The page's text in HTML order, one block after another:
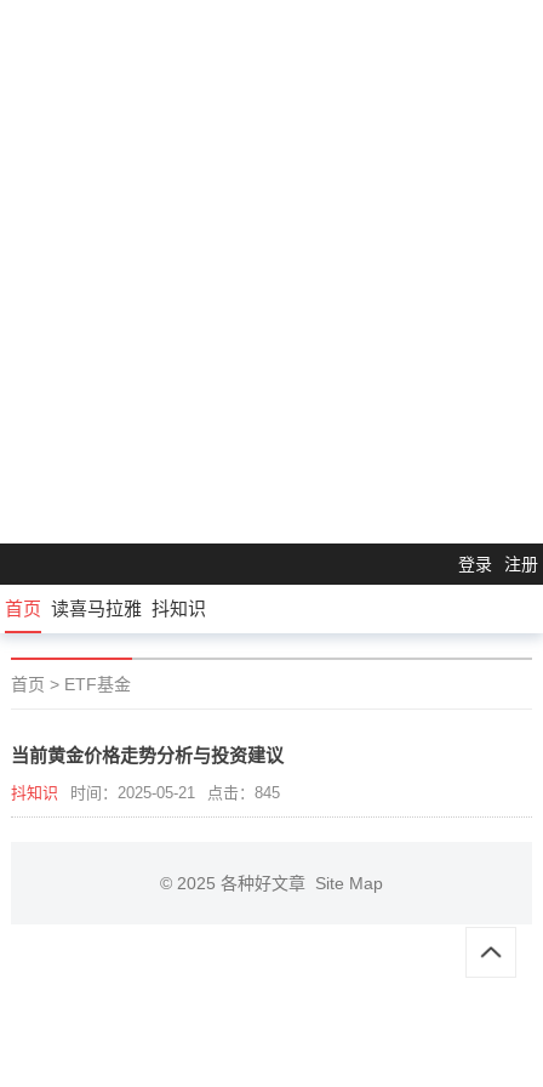
登录 注册
首页 读喜马拉雅 抖知识
首页 > ETF基金
当前黄金价格走势分析与投资建议
抖知识 时间：2025-05-21 点击：845
© 2025 各种好文章 Site Map